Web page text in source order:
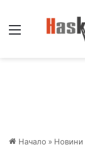
Начало » Новини